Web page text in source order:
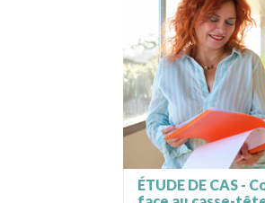
ÉTUDE DE CAS -